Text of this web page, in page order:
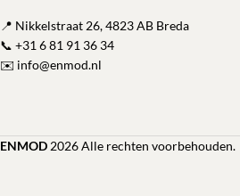
📍 Nikkelstraat 26, 4823 AB Breda
📞 +31 6 81 91 36 34
✉️ info@enmod.nl
ENMOD 2026 Alle rechten voorbehouden.